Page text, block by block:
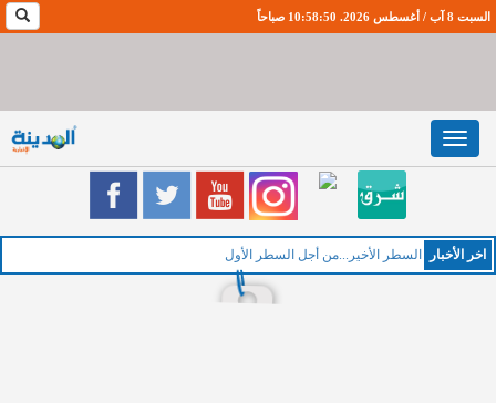
السبت 8 آب / أغسطس 2026. 10:58:51 صباحاً
Toggle
navigation
اخر اﻷخبار السطر الأخير...من أجل السطر الأول